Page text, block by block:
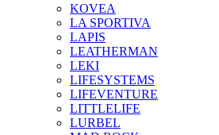
KOVEA
LA SPORTIVA
LAPIS
LEATHERMAN
LEKI
LIFESYSTEMS
LIFEVENTURE
LITTLELIFE
LURBEL